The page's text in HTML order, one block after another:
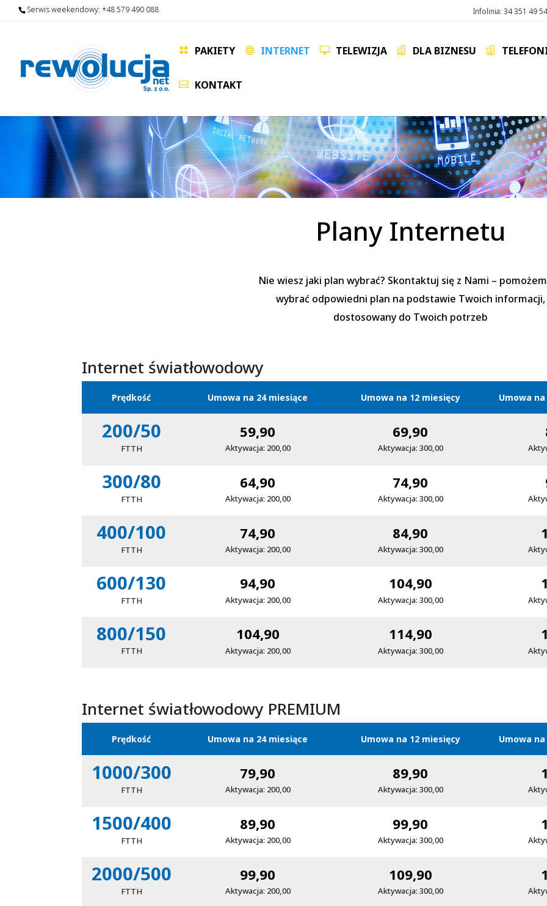
Serwis weekendowy: +48 579 490 088 Infolinia: 34 351 49 54
PAKIETY INTERNET TELEWIZJA DLA BIZNESU
KONTAKT
Plany Internetu
Nie wiesz jaki plan wybrać? Skontaktuj się z Nami –
wybrać odpowiedni plan na podstawie Twoich informacji,
dostosowany do Twoich potrzeb
Internet światłowodowy
Prędkość Umowa na 24 miesiące Umowa na 12 miesięcy Umowa
200/50
FTTH
59,90
Aktywacja: 200,00
69,90
Aktywacja: 300,00
300/80
FTTH
64,90
Aktywacja: 200,00
74,90
Aktywacja: 300,00
400/100
FTTH
74,90
Aktywacja: 200,00
84,90
Aktywacja: 300,00
600/130
FTTH
94,90
Aktywacja: 200,00
104,90
Aktywacja: 300,00
800/150
FTTH
104,90
Aktywacja: 200,00
114,90
Aktywacja: 300,00
Internet światłowodowy PREMIUM
Prędkość Umowa na 24 miesiące Umowa na 12 miesięcy Umowa
1000/300
FTTH
79,90
Aktywacja: 200,00
89,90
Aktywacja: 300,00
1500/400
FTTH
89,90
Aktywacja: 200,00
99,90
Aktywacja: 300,00
2000/500
FTTH
99,90
Aktywacja: 200,00
109,90
Aktywacja: 300,00